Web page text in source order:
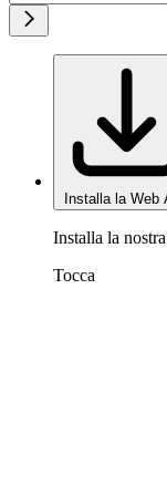
Installa la Web
Installa la
Tocca